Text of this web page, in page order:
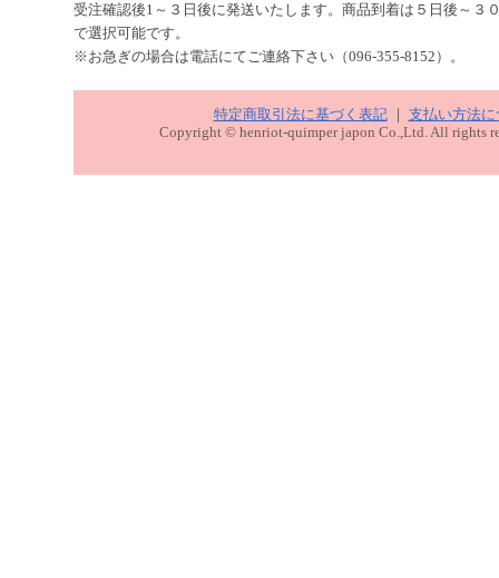
受注確認後1～３日後に発送いたします。商品到着は５日後～３
で選択可能です。
※お急ぎの場合は電話にてご連絡下さい（096-355-8152）。
特定商取引法に基づく表記｜ 支払い方法に
Copyright © henriot-quimper japon Co.,Ltd. All rights